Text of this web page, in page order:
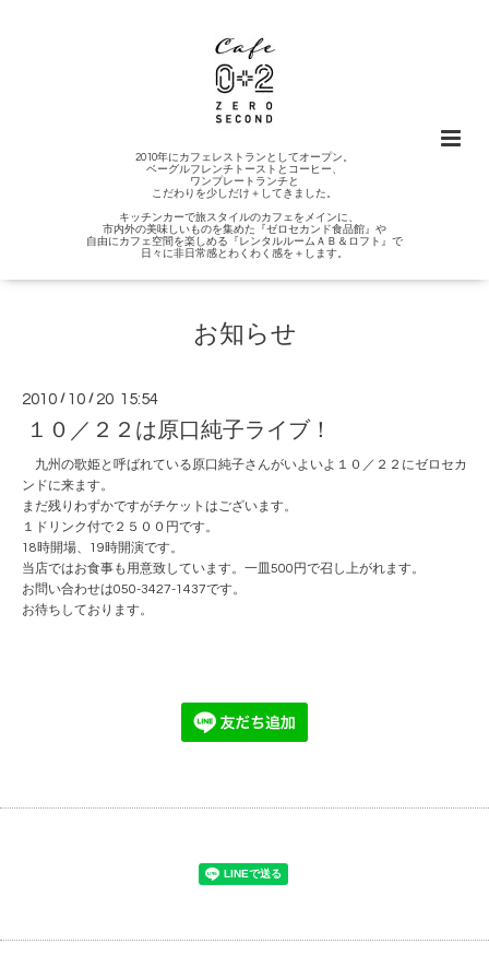
2010年にカフェレストランとしてオープン。
ベーグルフレンチトーストとコーヒー、
ワンプレートランチと
こだわりを少しだけ＋してきました。
キッチンカーで旅スタイルのカフェをメインに、
市内外の美味しいものを集めた『ゼロセカンド食品館』や
自由にカフェ空間を楽しめる『レンタルルームＡＢ＆ロフト』で
日々に非日常感とわくわく感を＋します。
お知らせ
2010 / 10 / 20 15:54
１０／２２は原口純子ライブ！
九州の歌姫と呼ばれている原口純子さんがいよいよ１０／２２にゼロセカ
ンドに来ます。
まだ残りわずかですがチケットはございます。
１ドリンク付で２５００円です。
18時開場、19時開演です。
当店ではお食事も用意致しています。一皿500円で召し上がれます。
お問い合わせは050-3427-1437です。
お待ちしております。